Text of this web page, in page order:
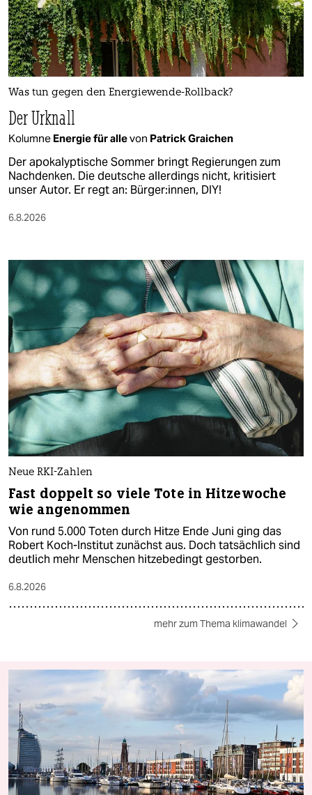
Was tun gegen den Energiewende-Rollback?
Der Urknall
Kolumne Energie für allevon Patrick Graichen
Der apokalyptische Sommer bringt Regierungen zum
Nachdenken. Die deutsche allerdings nicht, kritisiert
unser Autor. Er regt an: Bürger:innen, DIY!
6.8.2026
Neue RKI-Zahlen
Fast doppelt so viele Tote in Hitzewoche
wie angenommen
Von rund 5.000 Toten durch Hitze Ende Juni ging das
Robert Koch-Institut zunächst aus. Doch tatsächlich sind
deutlich mehr Menschen hitzebedingt gestorben.
6.8.2026
mehr zum Thema klimawandel